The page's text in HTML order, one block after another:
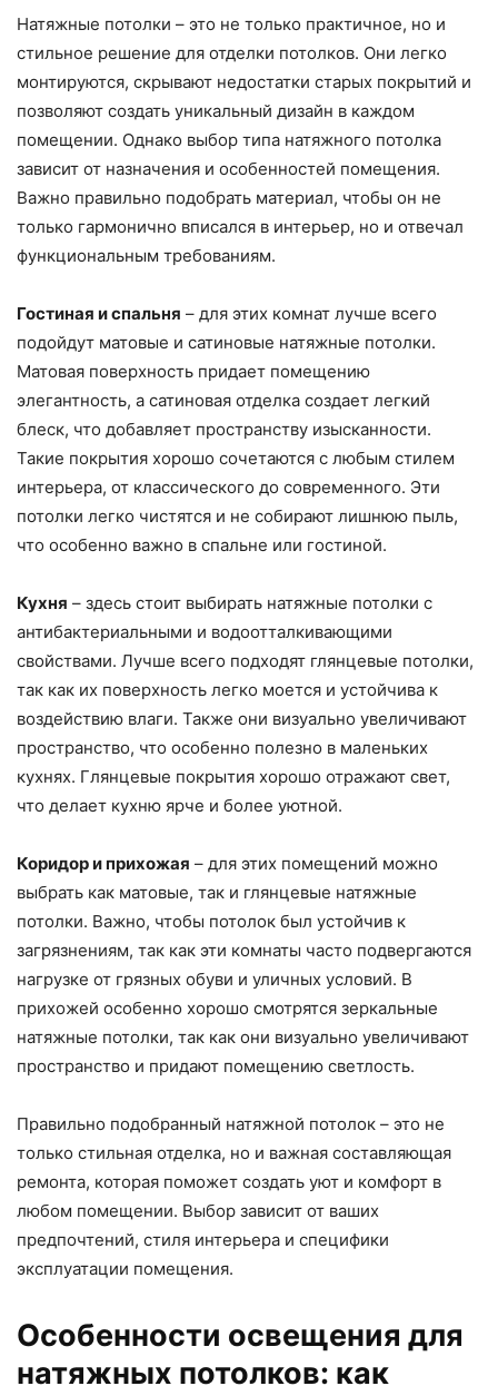
Натяжные потолки – это не только практичное, но и
стильное решение для отделки потолков. Они легко
монтируются, скрывают недостатки старых покрытий и
позволяют создать уникальный дизайн в каждом
помещении. Однако выбор типа натяжного потолка
зависит от назначения и особенностей помещения.
Важно правильно подобрать материал, чтобы он не
только гармонично вписался в интерьер, но и отвечал
функциональным требованиям.
Гостиная и спальня – для этих комнат лучше всего
подойдут матовые и сатиновые натяжные потолки.
Матовая поверхность придает помещению
элегантность, а сатиновая отделка создает легкий
блеск, что добавляет пространству изысканности.
Такие покрытия хорошо сочетаются с любым стилем
интерьера, от классического до современного. Эти
потолки легко чистятся и не собирают лишнюю пыль,
что особенно важно в спальне или гостиной.
Кухня – здесь стоит выбирать натяжные потолки с
антибактериальными и водоотталкивающими
свойствами. Лучше всего подходят глянцевые потолки,
так как их поверхность легко моется и устойчива к
воздействию влаги. Также они визуально увеличивают
пространство, что особенно полезно в маленьких
кухнях. Глянцевые покрытия хорошо отражают свет,
что делает кухню ярче и более уютной.
Коридор и прихожая – для этих помещений можно
выбрать как матовые, так и глянцевые натяжные
потолки. Важно, чтобы потолок был устойчив к
загрязнениям, так как эти комнаты часто подвергаются
нагрузке от грязных обуви и уличных условий. В
прихожей особенно хорошо смотрятся зеркальные
натяжные потолки, так как они визуально увеличивают
пространство и придают помещению светлость.
Правильно подобранный натяжной потолок – это не
только стильная отделка, но и важная составляющая
ремонта, которая поможет создать уют и комфорт в
любом помещении. Выбор зависит от ваших
предпочтений, стиля интерьера и специфики
эксплуатации помещения.
Особенности освещения для
натяжных потолков: как